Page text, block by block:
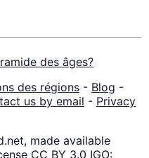
des âges?
des régions - Blog -
us by email - Privacy
made available
CC BY 3.0 IGO: